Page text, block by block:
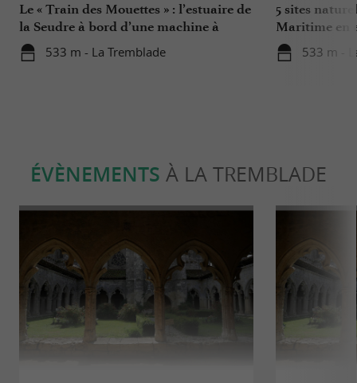
Le « Train des Mouettes » : l’estuaire de
la Seudre à bord d’une machine à
remonter le temps
533 m - La Tremblade
5 sites
Maritime en
533 m -
ÉVÈNEMENTS À LA TREMBLADE